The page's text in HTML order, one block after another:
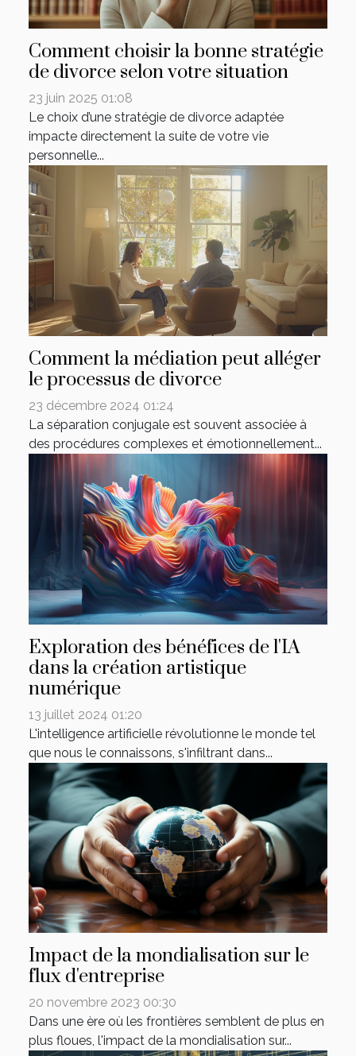
Comment choisir la bonne stratégie
de divorce selon votre situation
23 juin 2025 01:08
Le choix d’une stratégie de divorce adaptée
impacte directement la suite de votre vie
personnelle...
Comment la médiation peut alléger
le processus de divorce
23 décembre 2024 01:24
La séparation conjugale est souvent associée à
des procédures complexes et émotionnellement...
Exploration des bénéfices de l'IA
dans la création artistique
numérique
13 juillet 2024 01:20
L'intelligence artificielle révolutionne le monde tel
que nous le connaissons, s'infiltrant dans...
Impact de la mondialisation sur le
flux d'entreprise
20 novembre 2023 00:30
Dans une ère où les frontières semblent de plus en
plus floues, l'impact de la mondialisation sur...